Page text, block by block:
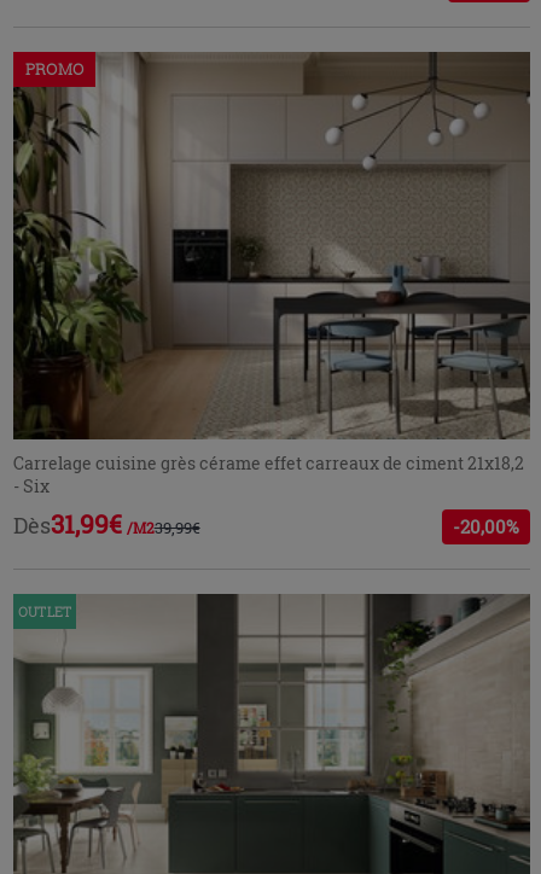
PROMO
Carrelage cuisine grès cérame effet carreaux de ciment 21x18,2
- Six
Dès31,99€ /M239,99€ -20,00%
OUTLET